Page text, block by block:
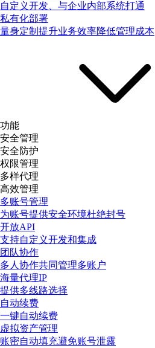
自定义开发、与企业内部系统打通
私有化部署
量身定制提升业务效率降低管理成本
功能
安全管理
安全防护
权限管理
多样代理
高效管理
多账号管理
为账号提供安全环境杜绝封号
开放API
支持自定义开发和集成
团队协作
多人协作共同管理多账户
海量代理IP
提供多线路选择
自动续费
一键自动续费
虚拟资产管理
账密自动填充避免账号泄露